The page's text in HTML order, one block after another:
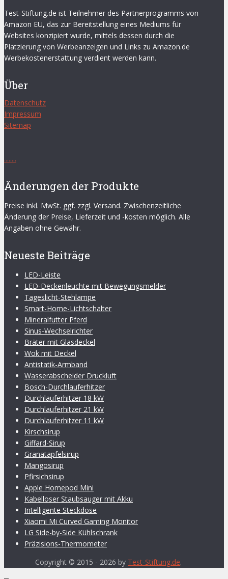
Test-Stiftung.de ist Teilnehmer des Partnerprogramms von
Amazon EU, das zur Bereitstellung eines Mediums für
Websites konzipiert wurde, mittels dessen durch die
Platzierung von Werbeanzeigen und Links zu Amazon.de
Werbekostenerstattung verdient werden kann.
Über
Datenschutz
Impressum
Sitemap
........
Änderungen der Produkte
Preise inkl. MwSt. ggf. zzgl. Versand. Zwischenzeitliche
Änderung der Preise, Lieferzeit und -kosten möglich. Alle
Angaben ohne Gewähr.
Neueste Beiträge
LED-Leiste
LED-Deckenleuchte mit Bewegungsmelder
Tageslicht-Stehlampe
Smart-Home-Lichtschalter
Mineralfutter Pferd
Sinus-Wechselrichter
Bräter mit Glasdeckel
Wok mit Deckel
Antistatik-Armband
Wasserabscheider Druckluft
Bosch-Durchlauferhitzer
Durchlauferhitzer 18 kW
Durchlauferhitzer 21 kW
Durchlauferhitzer 11 kW
Kirschsirup
Giffard-Sirup
Granatapfelsirup
Mangosirup
Pfirsichsirup
Apple Homepod Mini
Kabelloser Staubsauger mit Akku
Intelligente Steckdose
Xiaomi Mi Curved Gaming Monitor
LG Side-by-Side Kühlschrank
Präzisions-Thermometer
Copyright © 2015 - 2026 by Test-Stiftung.de.